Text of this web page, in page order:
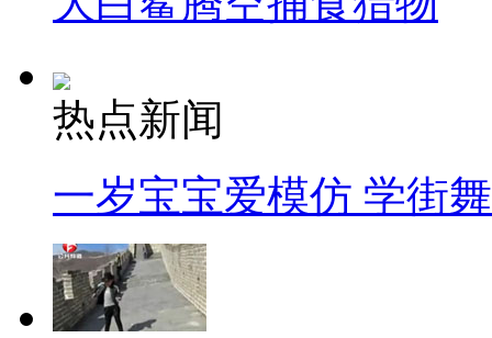
热点新闻
一岁宝宝爱模仿 学街